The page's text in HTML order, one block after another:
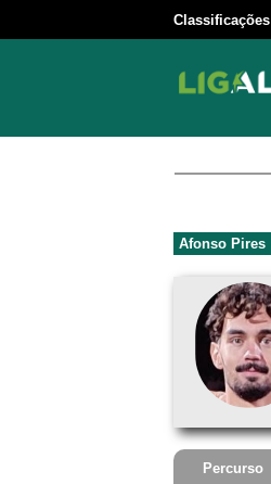
Classificações
Afonso Pires
Percurso